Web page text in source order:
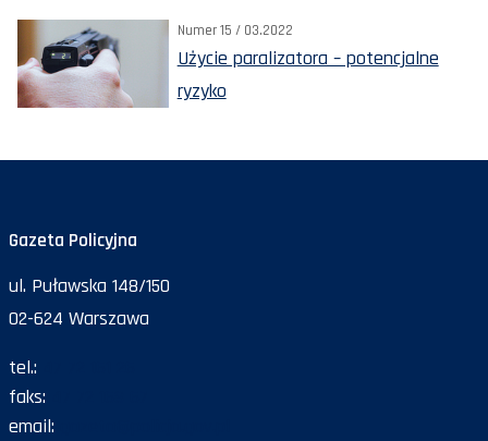
Numer 15 / 03.2022
Użycie paralizatora – potencjalne
ryzyko
Gazeta Policyjna
ul. Puławska 148/150
02-624 Warszawa
tel.:
faks:
email: